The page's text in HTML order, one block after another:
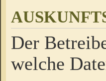
Der
welche